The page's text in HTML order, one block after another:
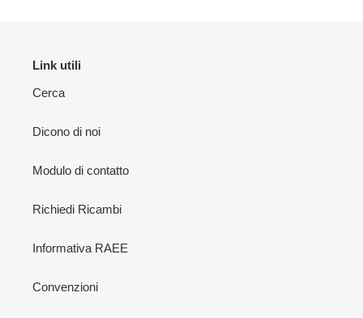
Link utili
Cerca
Dicono di noi
Modulo di contatto
Richiedi Ricambi
Informativa RAEE
Convenzioni